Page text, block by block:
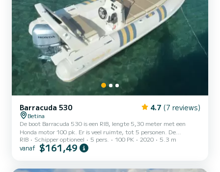
Barracuda 530 4.7 (7 reviews)
Betina
De boot Barracuda 530 is een RIB, lengte 5,30 meter met een
Honda motor 100 pk. Er is veel ruimte, tot 5 personen. De
voorkant van de boot kan worden afgedekt, zodat het een groot
zonnedek wordt. Uitgerust met GPS + ECOsonder, radio, douche,
RIB Schipper optioneel 5 pers. 100 PK 2020 5.3 m
vanaf $161,49